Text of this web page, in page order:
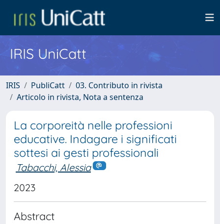
IRIS UniCatt
IRIS PubliCatt
03. Contributo in rivista
Articolo in rivista, Nota a sentenza
La corporeità nelle professioni
educative. Indagare i significati
sottesi ai gesti professionali
Tabacchi, Alessia
2023
Abstract